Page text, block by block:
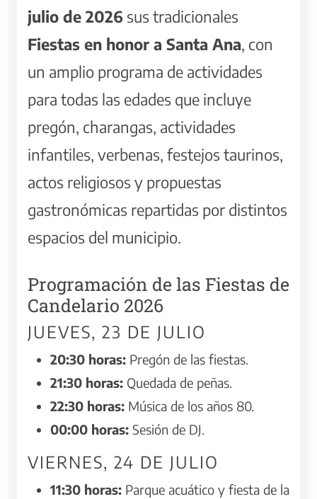
julio de 2026 sus tradicionales
Fiestas en honor a Santa Ana, con
un amplio programa de actividades
para todas las edades que incluye
pregón, charangas, actividades
infantiles, verbenas, festejos taurinos,
actos religiosos y propuestas
gastronómicas repartidas por distintos
espacios del municipio.
Programación de las Fiestas de
Candelario 2026
JUEVES, 23 DE JULIO
20:30 horas: Pregón de las fiestas.
21:30 horas: Quedada de peñas.
22:30 horas: Música de los años 80.
00:00 horas: Sesión de DJ.
VIERNES, 24 DE JULIO
11:30 horas: Parque acuático y fiesta de la